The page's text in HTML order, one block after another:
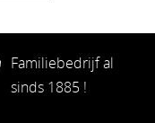
Familiebedrijf al
sinds 1885 !